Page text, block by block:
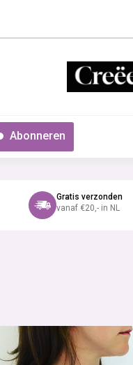
Abonneren
Gratis verzonden
vanaf €20,- in NL